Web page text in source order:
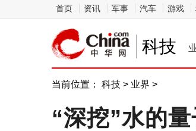
首页 资讯 军事 汽车 游戏
科技
当前位置： 科技 > 业界 >
“深挖”水的